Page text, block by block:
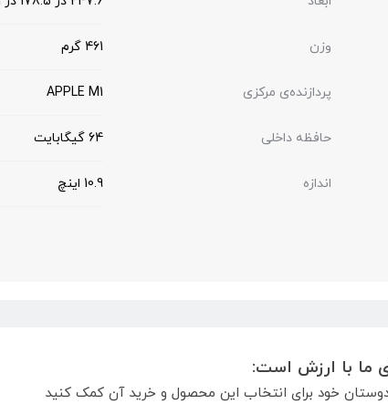
وزن 461 گرم
پردازنده‌ی مرکزی APPLE M1
حافظه داخلی 64 گیگابایت
اندازه 10.9 اینچ
ما با ارزش است:
دوستان خود برای انتخاب این محصول و خرید آن کمک کنید